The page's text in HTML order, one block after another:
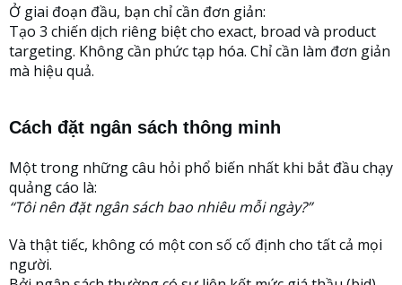
Ở giai đoạn đầu, bạn chỉ cần đơn giản:
Tạo 3 chiến dịch riêng biệt cho exact, broad và product
targeting. Không cần phức tạp hóa. Chỉ cần làm đơn giản
mà hiệu quả.
Cách đặt ngân sách thông minh
Một trong những câu hỏi phổ biến nhất khi bắt đầu chạy
quảng cáo là:
“Tôi nên đặt ngân sách bao nhiêu mỗi ngày?”
Và thật tiếc, không có một con số cố định cho tất cả mọi
người.